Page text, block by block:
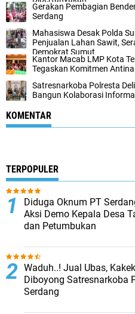
Gerakan Pembagian
Serdang
Mahasiswa Desak Polda
Penjualan Lahan Sawit,
Demokrat Sumut
Kantor Macab LMP Kota
Tegaskan Komitmen
Satresnarkoba Polresta
Bangun Kolaborasi
KOMENTAR
TERPOPULER
Diduga Oknum PT
Aksi Demo Kepala Desa
dan Petumbukan
Waduh..! Jual Ubas,
Diboyong Satresnarkoba
Serdang